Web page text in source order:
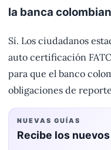
la banca
Sí. Los ciudadanos
auto certificación
para que el banco
obligaciones de
NUEVAS GUÍAS
Recibe los